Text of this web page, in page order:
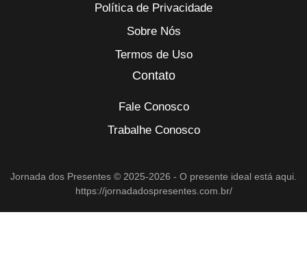
Política de Privacidade
Sobre Nós
Termos de Uso
Contato
Fale Conosco
Trabalhe Conosco
Jornada dos Presentes © 2025-2026 - O presente ideal está aqui.
https://jornadadospresentes.com.br/